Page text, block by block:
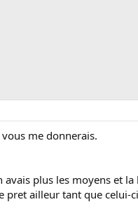
me donnerais.
plus les moyens et
ailleur tant que celui-